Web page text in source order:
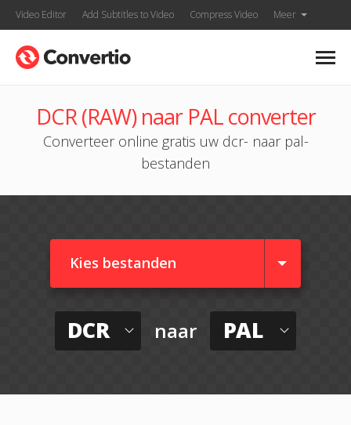
Video Editor Add Subtitles to Video Compress Video Meer
DCR (RAW) naar PAL converter
Converteer online gratis uw dcr- naar pal-
bestanden
Kies bestanden
DCR naar PAL